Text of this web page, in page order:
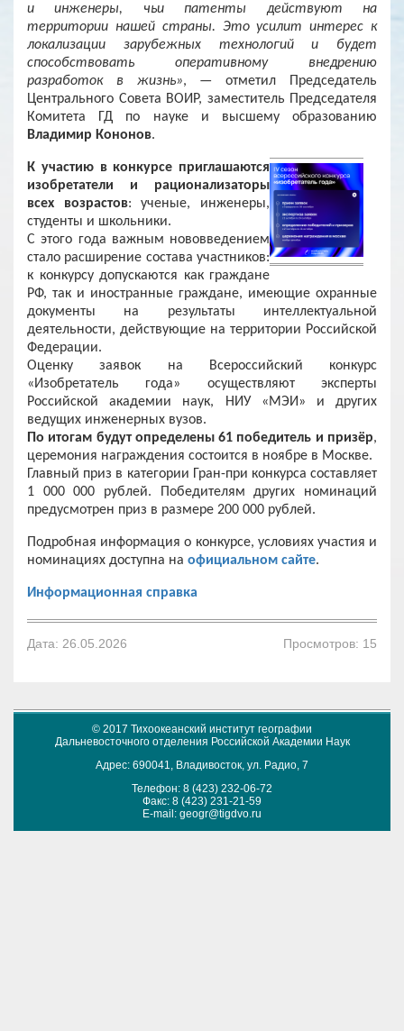
и инженеры, чьи патенты действуют на
территории нашей страны. Это усилит интерес к
локализации зарубежных технологий и будет
способствовать оперативному внедрению
разработок в жизнь», — отметил Председатель
Центрального Совета ВОИР, заместитель Председателя
Комитета ГД по науке и высшему образованию
Владимир Кононов.
К участию в конкурсе приглашаются
изобретатели и рационализаторы
всех возрастов: ученые, инженеры,
студенты и школьники.
С этого года важным нововведением
стало расширение состава участников:
к конкурсу допускаются как граждане
РФ, так и иностранные граждане, имеющие охранные
документы на результаты интеллектуальной
деятельности, действующие на территории Российской
Федерации.
Оценку заявок на Всероссийский конкурс
«Изобретатель года» осуществляют эксперты
Российской академии наук, НИУ «МЭИ» и других
ведущих инженерных вузов.
По итогам будут определены 61 победитель и призёр,
церемония награждения состоится в ноябре в Москве.
Главный приз в категории Гран-при конкурса составляет
1 000 000 рублей. Победителям других номинаций
предусмотрен приз в размере 200 000 рублей.
Подробная информация о конкурсе, условиях участия и
номинациях доступна на официальном сайте.
Информационная справка
Дата: 26.05.2026 Просмотров: 15
© 2017 Тихоокеанский институт географии
Дальневосточного отделения Российской Академии Наук
Адрес: 690041, Владивосток, ул. Радио, 7
Телефон: 8 (423) 232-06-72
Факс: 8 (423) 231-21-59
E-mail: geogr@tigdvo.ru